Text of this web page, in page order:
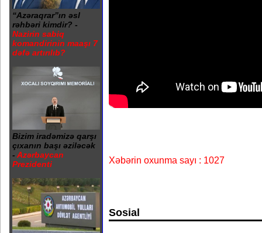
“Azəraqrar”ın əsl
rəhbəri kimdir? -
Nazirin sabiq
komandirinin maaşı 7
dəfə artırılıb?
Bizim iradəmizə qarşı
çıxanın başı əziləcək
- Azərbaycan
Prezidenti
Xəbərin oxunma sayı : 1027
Sosial